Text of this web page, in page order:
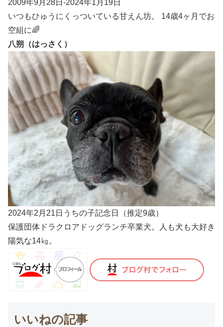
2009年9月28日-2024年1月19日
いつもひゅうにくっついている甘えん坊。 14歳4ヶ月でお
空組に🌈
八朔（はっさく）
2024年2月21日うちの子記念日（推定9歳）
保護団体ドラクロアドッグランチ卒業犬。人も犬も大好き
陽気な14㎏。
いいねの記事